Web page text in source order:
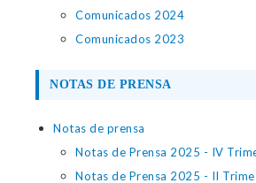
Comunicados 2024
Comunicados 2023
NOTAS DE PRENSA
Notas de prensa
Notas de Prensa 2025 - IV
Notas de Prensa 2025 - II